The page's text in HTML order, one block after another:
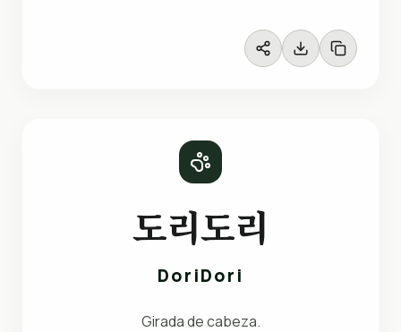
도리도리
DoriDori
Girada de cabeza.